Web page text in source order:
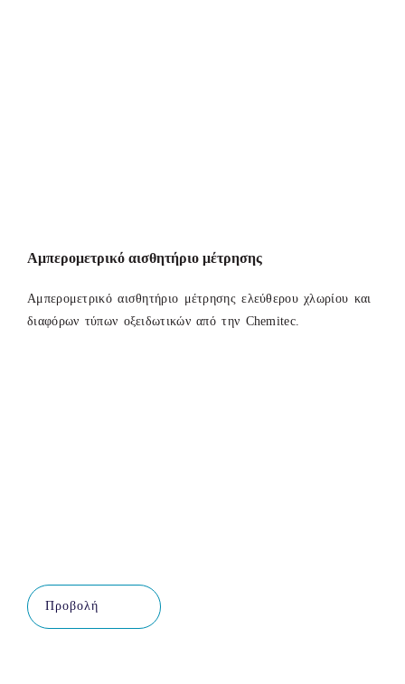
Αμπερομετρικό αισθητήριο μέτρησης
Αμπερομετρικό αισθητήριο μέτρησης ελεύθερου χλωρίου και
διαφόρων τύπων οξειδωτικών από την Chemitec.
Προβολή